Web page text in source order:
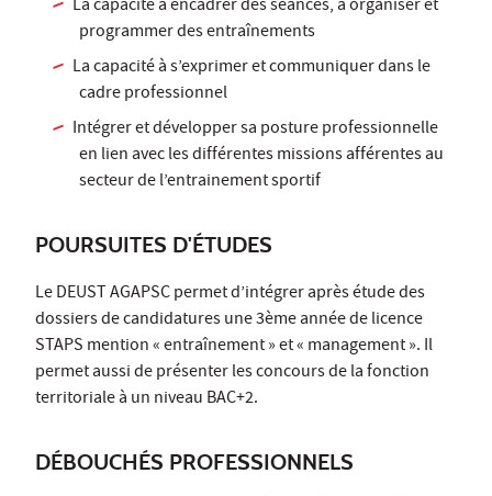
La capacité à encadrer des séances, à organiser et
programmer des entraînements
La capacité à s’exprimer et communiquer dans le
cadre professionnel
Intégrer et développer sa posture professionnelle
en lien avec les différentes missions afférentes au
secteur de l’entrainement sportif
POURSUITES D'ÉTUDES
Le DEUST AGAPSC permet d’intégrer après étude des
dossiers de candidatures une 3ème année de licence
STAPS mention « entraînement » et « management ». Il
permet aussi de présenter les concours de la fonction
territoriale à un niveau BAC+2.
DÉBOUCHÉS PROFESSIONNELS